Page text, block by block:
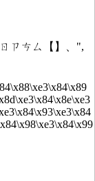
ㄗㄘㄙ【】、",